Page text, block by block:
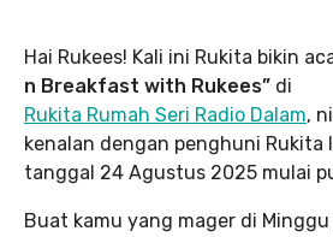
Hai Rukees! Kali ini Rukita bikin
n Breakfast with Rukees” di
Rukita Rumah Seri Radio Dalam,
kenalan dengan penghuni Rukita
tanggal 24 Agustus 2025 mulai
Buat kamu yang mager di